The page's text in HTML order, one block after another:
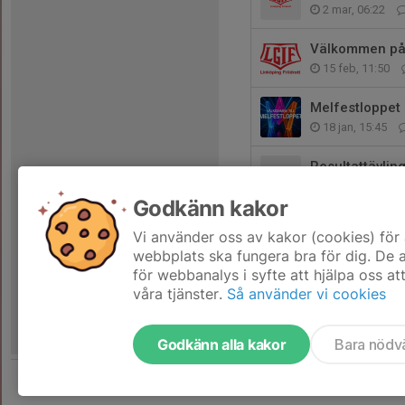
2 mar, 06:22
Välkommen
15 feb, 11:50
Melfestloppet
18 jan, 15:45
23 nov 2025
Godkänn kakor
Vi använder oss av kakor (cookies)
webbplats ska fungera bra för dig. De
för webbanalys i syfte att hjälpa oss
våra tjänster. Så använder vi cookies
Godkänn alla kakor Bara